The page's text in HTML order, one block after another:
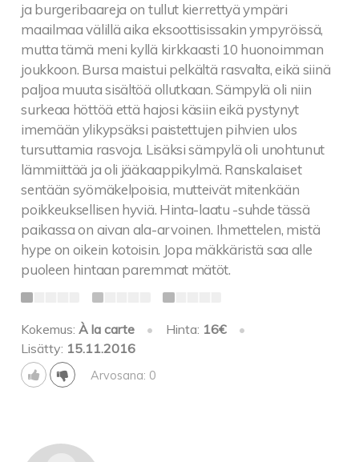
ja burgeribaareja on tullut kierrettyä ympäri
maailmaa välillä aika eksoottisissakin ympyröissä,
mutta tämä meni kyllä kirkkaasti 10 huonoimman
joukkoon. Bursa maistui pelkältä rasvalta, eikä siinä
paljoa muuta sisältöä ollutkaan. Sämpylä oli niin
surkeaa höttöä että hajosi käsiin eikä pystynyt
imemään ylikypsäksi paistettujen pihvien ulos
tursuttamia rasvoja. Lisäksi sämpylä oli unohtunut
lämmiittää ja oli jääkaappikylmä. Ranskalaiset
sentään syömäkelpoisia, mutteivät mitenkään
poikkeuksellisen hyviä. Hinta-laatu -suhde tässä
paikassa on aivan ala-arvoinen. Ihmettelen, mistä
hype on oikein kotoisin. Jopa mäkkäristä saa alle
puoleen hintaan paremmat mätöt.
Kokemus:À la carte • Hinta: 16€
•
Lisätty: 15.11.2016
Arvosana: 0